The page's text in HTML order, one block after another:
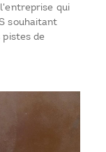
qui
souhaitant
de